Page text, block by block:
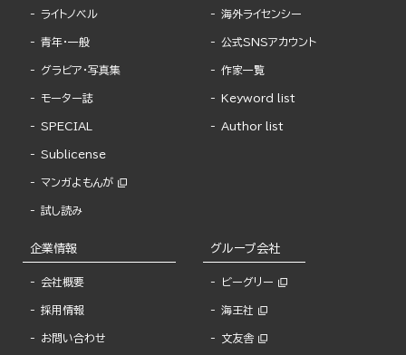
ライトノベル
青年・一般
グラビア・写真集
モーター誌
SPECIAL
Sublicense
マンガよもんが
試し読み
海外ライセンシー
公式SNSアカウント
作家一覧
Keyword list
Author list
企業情報
会社概要
採用情報
お問い合わせ
グループ会社
ビーグリー
海王社
文友舎